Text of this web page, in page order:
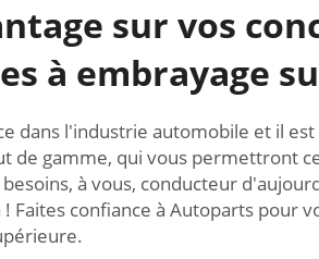
sur vos
à embrayage
dans l'industrie automobile et il
de gamme, qui vous permettront
à vous, conducteur
Faites confiance à Autoparts pour